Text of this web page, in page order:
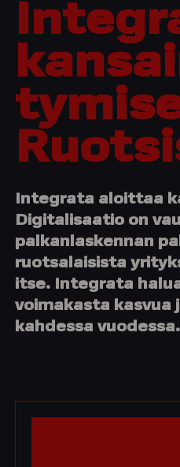
Integrata aloittaa
Digitalisaatio on
palkanlaskennan
ruotsalaisista
itse. Integrata
voimakasta kasvua
kahdessa vuodessa.